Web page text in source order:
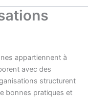
appartiennent à
avec des
structurent
bonnes pratiques et